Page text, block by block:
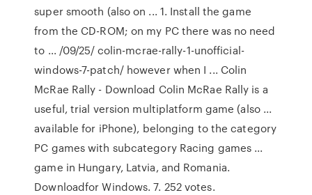
super smooth (also on ... 1. Install the game
from the CD-ROM; on my PC there was no need
to ... /09/25/ colin-mcrae-rally-1-unofficial-
windows-7-patch/ however when I ... Colin
McRae Rally - Download Colin McRae Rally is a
useful, trial version multiplatform game (also ...
available for iPhone), belonging to the category
PC games with subcategory Racing games ...
game in Hungary, Latvia, and Romania.
Downloadfor Windows. 7. 252 votes.